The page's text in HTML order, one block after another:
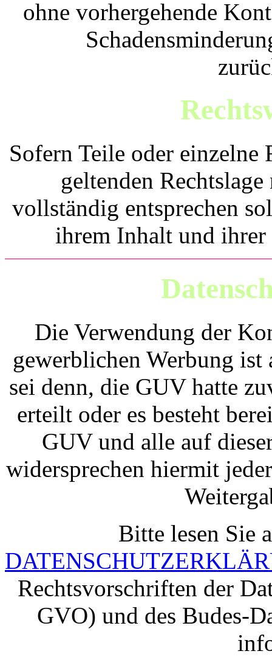
ohne vorhergehende
Sofern Teile oder einzelne
geltenden
vollständig entsprechen
ihrem Inhalt und
Die Verwendung der
gewerblichen Werbung
sei denn, die GUV hatte
erteilt oder es besteht
GUV und alle auf
widersprechen hiermit
Bitte lesen Sie
Rechtsvorschriften der
GVO) und des Budes-